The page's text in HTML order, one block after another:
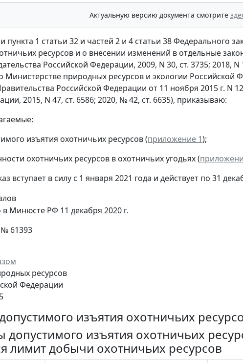
Актуальную версию документа смотрите
пункта 1 статьи 32 и частей 2 и 4 статьи 38 Федерального
ресурсов и о внесении изменений в отдельные
Российской Федерации, 2009, N 30, ст. 3735; 2018,
Министерстве природных ресурсов и экологии Российской
Российской Федерации от 11 ноября 2015 г. N
2015, N 47, ст. 6586; 2020, № 42, ст. 6635), приказываю:
изъятия охотничьих ресурсов (приложение 1);
охотничьих ресурсов в охотничьих угодьях (
вступает в силу с 1 января 2021 года и действует по 31
Минюсте РФ 11 декабря 2020 г.
61393
ресурсов
Федерации
изъятия охотничьих
допустимого изъятия охотничьих
лимит добычи охотничьих ресурсов